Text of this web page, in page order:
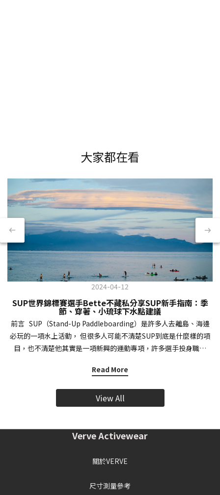
大家都在看
2024-04-12
SUP世界錦標賽選手Bette不藏私分享SUP新手指南：季
節、穿著、小琉球下水點建議
前言 SUP（Stand-Up Paddleboarding）是許多人去離島、海邊
必玩的一項水上活動， 但很多人可能不清楚SUP到底是什麼樣的項
目，也不清楚他其實是一項新興的運動專項，許多選手投身職業
年年底剛參加完在泰國舉辦的ICF世界立槳錦標賽的專業選手，同時
「有沒有季節、穿著的限制？」、對於平常有在健身的VER粉們，
如果對SUP有興趣，可以透過哪些訓練加強身體機能，幫助之後能
小琉球SUP教練Bette ----- 1. 請Bette簡單介紹一下你的SUP相關
參加舉辦於泰國的世界立槳錦標賽，獲得女子團體積分前3名的佳
Read More
View All
Verve Activewear
關於VERVE
尺寸測量參考